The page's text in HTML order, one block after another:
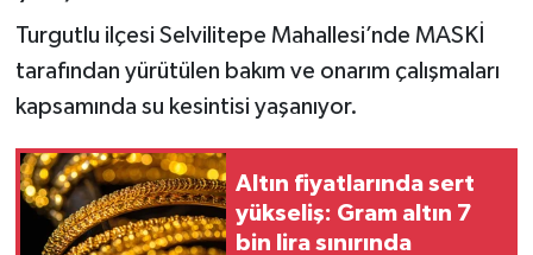
Turgutlu ilçesi Selvilitepe Mahallesi’nde MASKİ
tarafından yürütülen bakım ve onarım çalışmaları
kapsamında su kesintisi yaşanıyor.
Altın fiyatlarında sert
yükseliş: Gram altın 7
bin lira sınırında